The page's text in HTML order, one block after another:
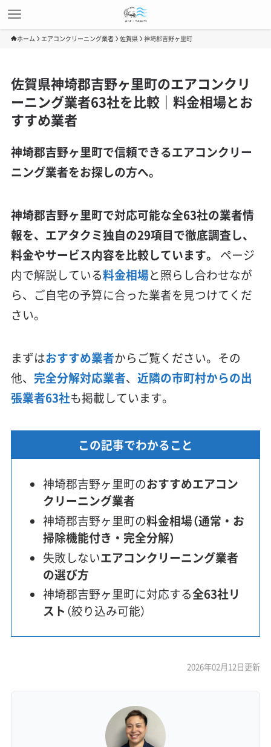
ホーム エアコンクリーニング業者 佐賀県 神埼郡吉野ヶ里町
佐賀県神埼郡吉野ヶ里町のエアコンクリ
ーニング業者63社を比較｜料金相場とお
すすめ業者
神埼郡吉野ヶ里町で信頼できるエアコンクリー
ニング業者をお探しの方へ。
神埼郡吉野ヶ里町で対応可能な全63社の業者情
報を、エアタクミ独自の29項目で徹底調査し、
料金やサービス内容を比較しています。
ページ
内で解説している料金相場と照らし合わせなが
ら、ご自宅の予算に合った業者を見つけてくだ
さい。
まずはおすすめ業者からご覧ください。その
他、 完全分解対応業者、 近隣の市町村からの出
張業者63社も掲載しています。
この記事でわかること
神埼郡吉野ヶ里町のおすすめエアコン
クリーニング業者
神埼郡吉野ヶ里町の料金相場（通常・お
掃除機能付き・完全分解）
失敗しないエアコンクリーニング業者
の選び方
神埼郡吉野ヶ里町に対応する全63社リ
スト （絞り込み可能）
2026年02月12日更新